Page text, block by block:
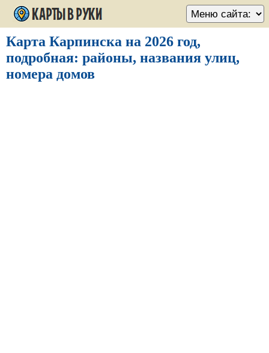
Карта Карпинска на 2026 год,
подробная: районы, названия улиц,
номера домов